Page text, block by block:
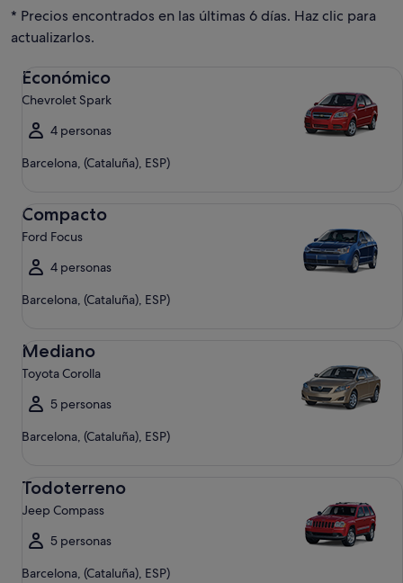
* Precios encontrados en las últimas 6 días. Haz clic para
actualizarlos.
Económico
Chevrolet Spark
4 personas
Barcelona, (Cataluña), ESP)
Compacto
Ford Focus
4 personas
Barcelona, (Cataluña), ESP)
Mediano
Toyota Corolla
5 personas
Barcelona, (Cataluña), ESP)
Todoterreno
Jeep Compass
5 personas
Barcelona, (Cataluña), ESP)